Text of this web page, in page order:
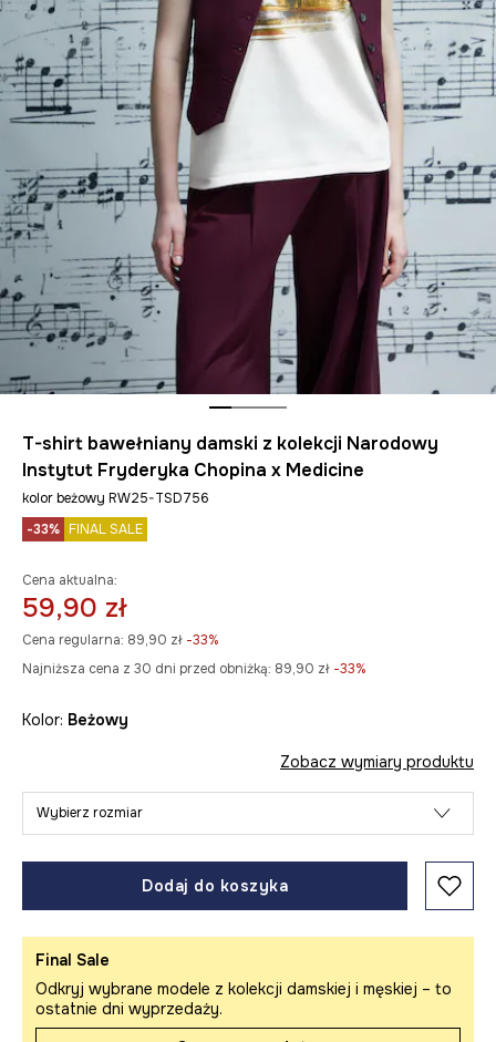
T-shirt bawełniany damski z kolekcji Narodowy
Instytut Fryderyka Chopina x Medicine
kolor beżowy RW25-TSD756
-33% FINAL SALE
Cena aktualna:
59,90 zł
Cena regularna: 89,90 zł -33%
Najniższa cena z 30 dni przed obniżką: 89,90 zł -33%
Kolor: beżowy
Zobacz wymiary produktu
Wybierz rozmiar
Dodaj do koszyka
Final Sale
Odkryj wybrane modele z kolekcji damskiej i męskiej – to
ostatnie dni wyprzedaży.